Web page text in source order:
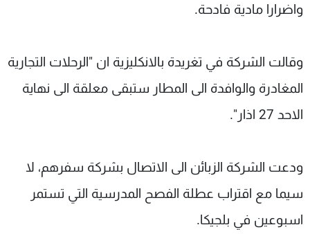
واضرارا مادية فادحة.
وقالت الشركة في تغريدة بالانكليزية ان "الرحلات التجارية
المغادرة والوافدة الى المطار ستبقى معلقة الى نهاية
الاحد 27 اذار".
ودعت الشركة الزبائن الى الاتصال بشركة سفرهم، لا
سيما مع اقتراب عطلة الفصح المدرسية التي تستمر
اسبوعين في بلجيكا.